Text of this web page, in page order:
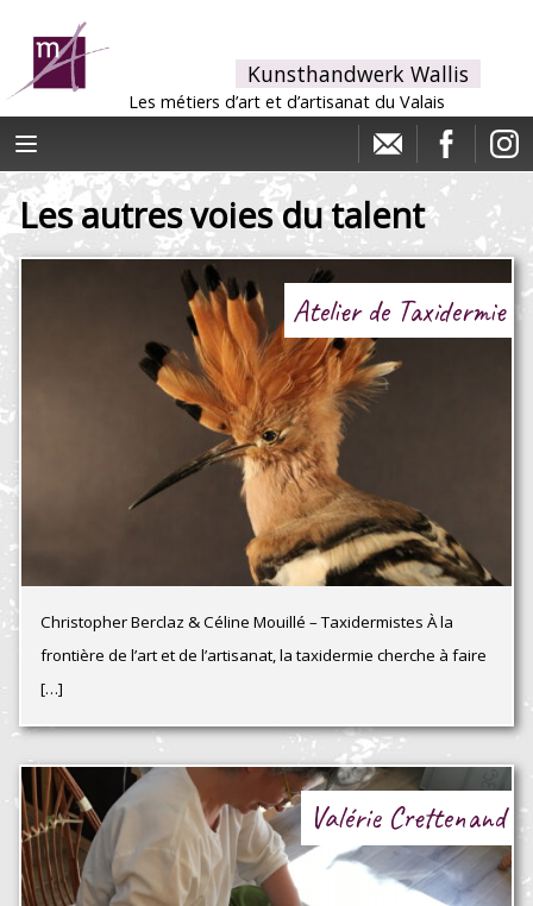
Kunsthandwerk Wallis
Les métiers d’art et d’artisanat du Valais
Les autres voies du talent
Atelier de Taxidermie
Christopher Berclaz & Céline Mouillé – Taxidermistes À la
frontière de l’art et de l’artisanat, la taxidermie cherche à faire
[…]
Valérie Crettenand